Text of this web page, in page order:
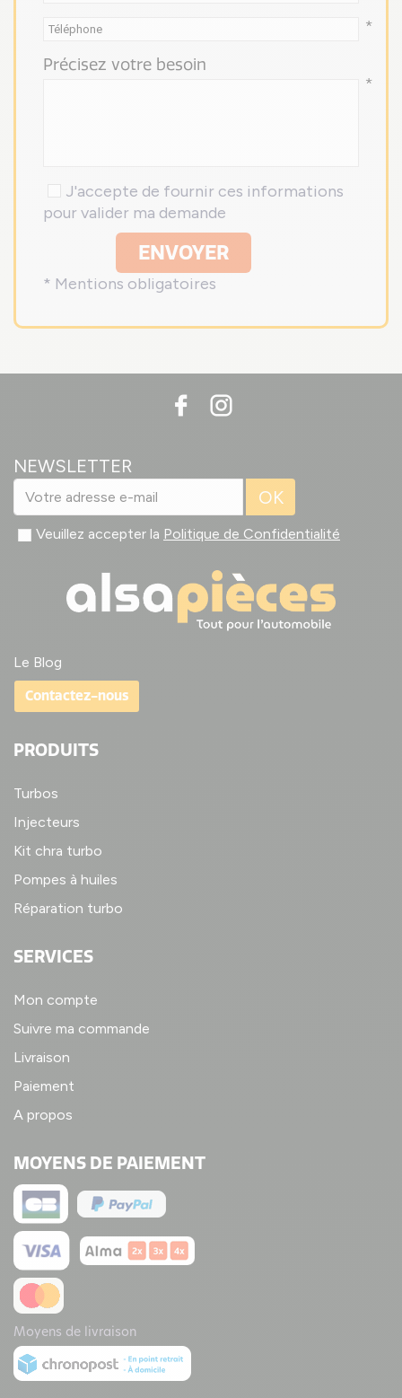
*
Précisez votre besoin
*
J'accepte de fournir ces informations
pour valider ma demande
ENVOYER
* Mentions obligatoires
NEWSLETTER
OK
Veuillez accepter la Politique de Confidentialité
Le Blog
Contactez-nous
PRODUITS
Turbos
Injecteurs
Kit chra turbo
Pompes à huiles
Réparation turbo
SERVICES
Mon compte
Suivre ma commande
Livraison
Paiement
A propos
MOYENS DE PAIEMENT
Moyens de livraison